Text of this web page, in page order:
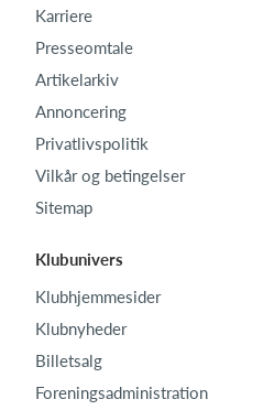
Karriere
Presseomtale
Artikelarkiv
Annoncering
Privatlivspolitik
Vilkår og betingelser
Sitemap
Klubunivers
Klubhjemmesider
Klubnyheder
Billetsalg
Foreningsadministration